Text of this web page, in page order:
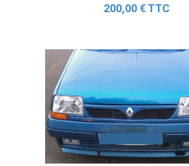
200,00 € TTC